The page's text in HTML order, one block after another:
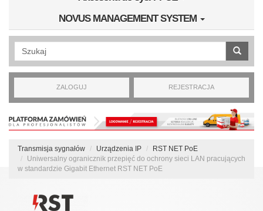
NOVUS MANAGEMENT SYSTEM
Wyszukiwanie pełnotekstowe
ZALOGUJ REJESTRACJA
Transmisja sygnałów Urządzenia IP
RST NET PoE
Uniwersalny ogranicznik przepięć do ochrony sieci LAN pracujących
w standardzie Gigabit Ethernet RST NET PoE